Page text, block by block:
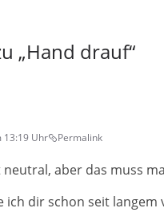
„Hand drauf“
13:19 Uhr Permalink
aber das muss
ich dir schon seit